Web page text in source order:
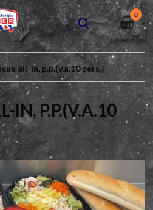
0
all-in, p.p.(v.a.10 pers.)
IN, P.P.(V.A.10